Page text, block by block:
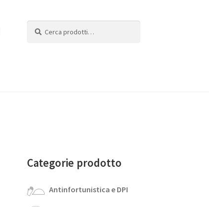
Categorie prodotto
Antinfortunistica e DPI